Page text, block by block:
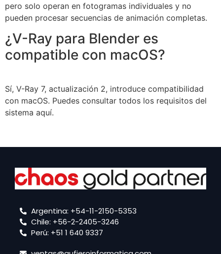
pero solo operan en fotogramas individuales y no
pueden procesar secuencias de animación completas.
¿V-Ray para Blender es
compatible con macOS?
Sí, V-Ray 7, actualización 2, introduce compatibilidad
con macOS. Puedes consultar todos los requisitos del
sistema aquí.
Argentina: +54-11-2150-5353
Chile: +56-2-2405-3246
Perú: +51 1 640 9337